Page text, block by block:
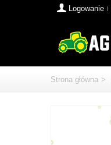
Logowanie
Strona główna >